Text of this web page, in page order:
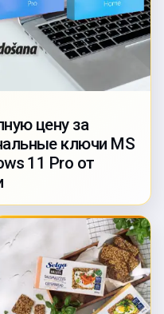
цену за
ключи MS
11 Pro от